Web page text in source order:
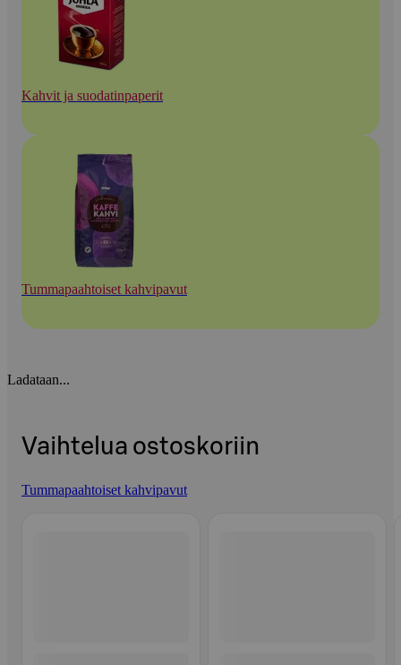
Kahvit ja suodatinpaperit
Tummapaahtoiset kahvipavut
Ladataan...
Vaihtelua ostoskoriin
Tummapaahtoiset kahvipavut